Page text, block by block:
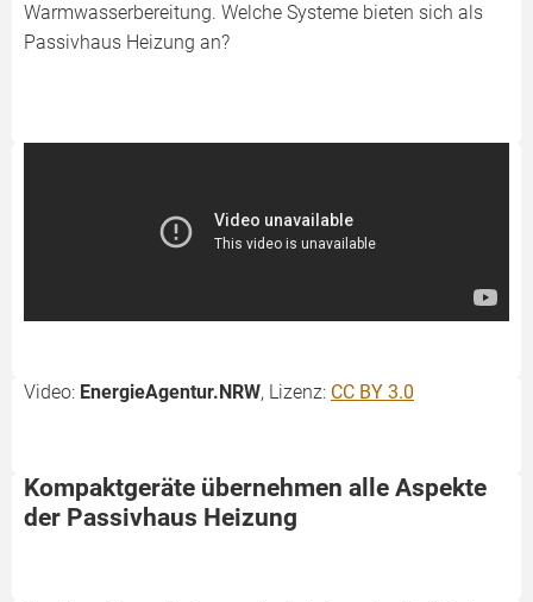
Warmwasserbereitung. Welche Systeme bieten sich als
Passivhaus Heizung an?
Video: EnergieAgentur.NRW, Lizenz: CC BY 3.0
Kompaktgeräte übernehmen alle Aspekte
der Passivhaus Heizung